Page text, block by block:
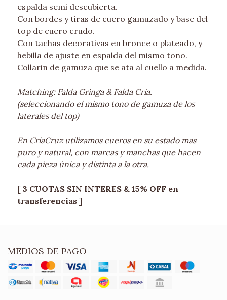
espalda semi descubierta.
Con bordes y tiras de cuero gamuzado y base del
top de cuero crudo.
Con tachas decorativas en bronce o plateado, y
hebilla de ajuste en espalda del mismo tono.
Collarin de gamuza que se ata al cuello a medida.
Matching: Falda Gringa & Falda Cria.
(seleccionando el mismo tono de gamuza de los
laterales del top)
En CriaCruz utilizamos cueros en su estado mas
puro y natural, con marcas y manchas que hacen
cada pieza única y distinta a la otra.
[ 3 CUOTAS SIN INTERES & 15% OFF en
transferencias ]
MEDIOS DE PAGO